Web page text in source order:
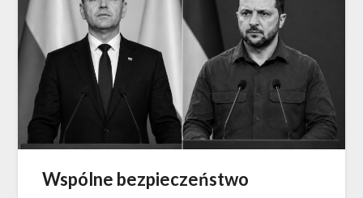
Wspólne bezpieczeństwo